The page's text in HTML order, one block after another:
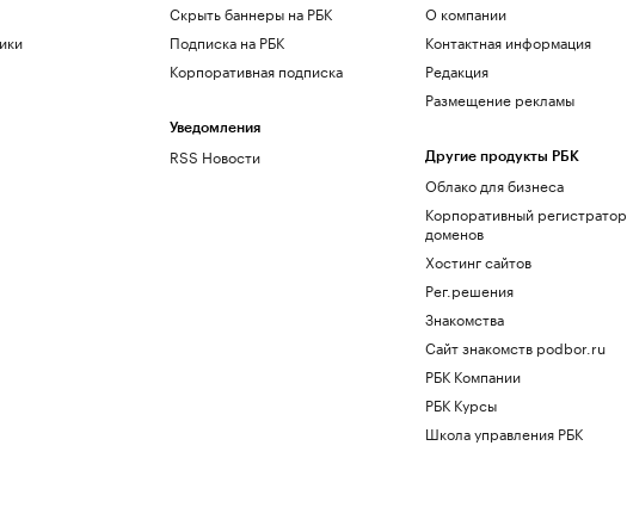
Скрыть баннеры на РБК
Подписка на РБК
Корпоративная подписка
Уведомления
RSS Новости
О компании
Контактная информация
Редакция
Размещение рекламы
Другие продукты РБК
Облако для бизнеса
Корпоративный регистратор
доменов
Хостинг сайтов
Рег.решения
Знакомства
Сайт знакомств podbor.ru
РБК Компании
РБК Курсы
Школа управления РБК